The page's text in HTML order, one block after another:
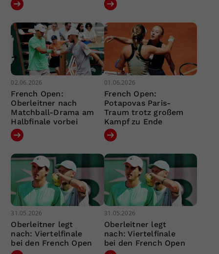
02.06.2026
French Open:
Oberleitner nach
Matchball-Drama am
Halbfinale vorbei
01.06.2026
French Open:
Potapovas Paris-
Traum trotz großem
Kampf zu Ende
31.05.2026
Oberleitner legt
nach: Viertelfinale
bei den French Open
31.05.2026
Oberleitner legt
nach: Viertelfinale
bei den French Open